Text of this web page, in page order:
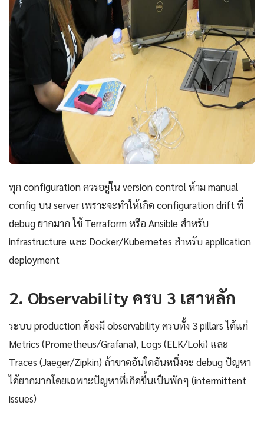
ทุก configuration ควรอยู่ใน version control ห้าม manual
config บน server เพราะจะทำให้เกิด configuration drift ที่
debug ยากมาก ใช้ Terraform หรือ Ansible สำหรับ
infrastructure และ Docker/Kubernetes สำหรับ application
deployment
2. Observability ครบ 3 เสาหลัก
ระบบ production ต้องมี observability ครบทั้ง 3 pillars ได้แก่
Metrics (Prometheus/Grafana), Logs (ELK/Loki) และ
Traces (Jaeger/Zipkin) ถ้าขาดอันใดอันหนึ่งจะ debug ปัญหา
ได้ยากมากโดยเฉพาะปัญหาที่เกิดขึ้นเป็นพักๆ (intermittent
issues)